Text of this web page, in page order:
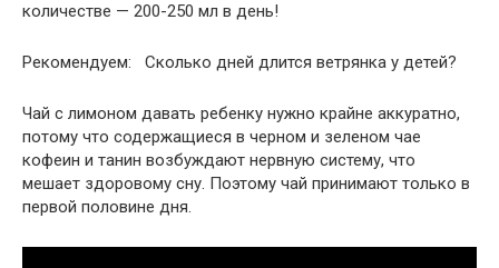
количестве — 200-250 мл в день!
Рекомендуем: Сколько дней длится ветрянка у детей?
Чай с лимоном давать ребенку нужно крайне аккуратно,
потому что содержащиеся в черном и зеленом чае
кофеин и танин возбуждают нервную систему, что
мешает здоровому сну. Поэтому чай принимают только в
первой половине дня.